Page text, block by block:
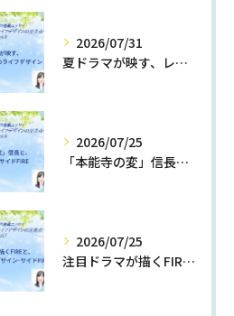
2026/07/31
夏ドラマが映す、レールなき時代のライフデザイン
2026/07/25
「本能寺の変」信長と、55歳からのサイドFIRE
2026/07/25
注目ドラマが描くFIREと、55歳からのライフデザイン・サイドFIRE